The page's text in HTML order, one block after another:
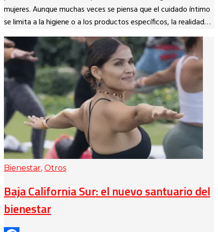
mujeres. Aunque muchas veces se piensa que el cuidado íntimo
se limita a la higiene o a los productos específicos, la realidad…
Bienestar, Otros
Baja California Sur: el nuevo santuario del
bienestar